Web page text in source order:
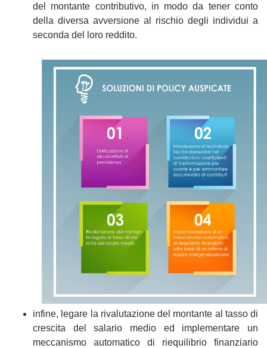
del montante contributivo, in modo da tener conto
della diversa avversione al rischio degli individui a
seconda del loro reddito.
infine, legare la rivalutazione del montante al tasso di
crescita del salario medio ed implementare un
meccanismo automatico di riequilibrio finanziario